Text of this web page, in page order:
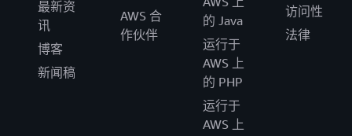
最新资
讯
博客
新闻稿
AWS 合
作伙伴
的 Java
运行于
AWS 上
的 PHP
运行于
AWS 上
访问性
法律